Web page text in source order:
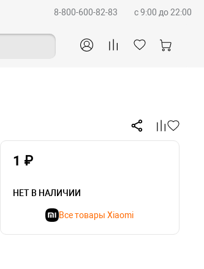
8-800-600-82-83 c 9:00 до 22:00
1 ₽
НЕТ В НАЛИЧИИ
Все товары Xiaomi